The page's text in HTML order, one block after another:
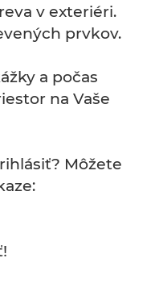
v exteriéri.
prvkov.
a počas
na Vaše
Môžete